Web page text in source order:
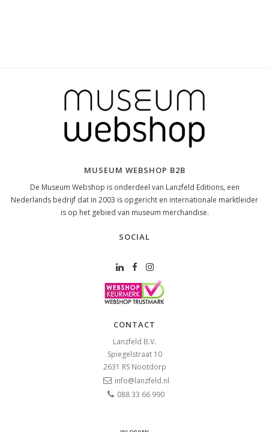
MUSEUM WEBSHOP B2B
De Museum Webshop is onderdeel van Lanzfeld Editions, een
Nederlands bedrijf dat in 2003 is opgericht en internationale marktleider
is op het gebied van museum merchandise.
SOCIAL
CONTACT
Lanzfeld B.V.
Spiegelstraat 10
2631 RS Nootdorp
info@lanzfeld.nl
088 33 66 990